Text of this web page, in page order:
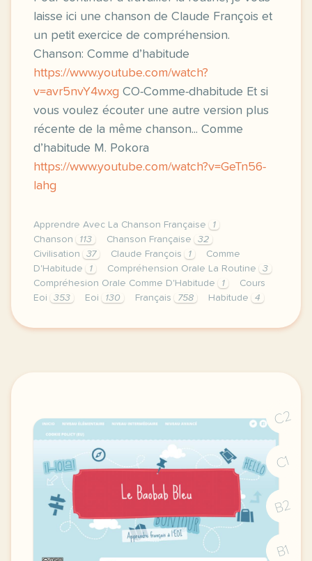
laisse ici une chanson de Claude François et
un petit exercice de compréhension.
Chanson: Comme d’habitude
https://www.youtube.com/watch?
v=avr5nvY4wxg CO-Comme-dhabitude Et si
vous voulez écouter une autre version plus
récente de la même chanson... Comme
d’habitude M. Pokora
https://www.youtube.com/watch?v=GeTn56-
lahg
Apprendre Avec La Chanson Française
1
Chanson
113 Chanson Française
32
Civilisation
37 Claude François 1
Comme
D'Habitude
1 Compréhension Orale La Routine
3
Compréhesion Orale Comme D'Habitude
1
Cours
Eoi
353 Eoi 130 Français 758 Habitude 4
image pixabay compour continuer a travailler la
C2
C1
B2
B1